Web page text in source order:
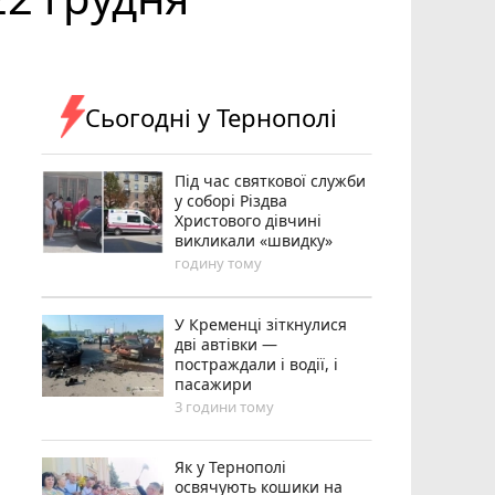
Сьогодні у Тернополі
Під час святкової служби
у соборі Різдва
Христового дівчині
викликали «швидку»
годину тому
У Кременці зіткнулися
дві автівки —
постраждали і водії, і
пасажири
3 години тому
Як у Тернополі
освячують кошики на